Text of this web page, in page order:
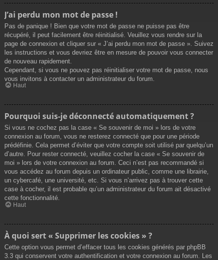
J’ai perdu mon mot de passe !
Pas de panique ! Bien que votre mot de passe ne puisse pas être
récupéré, il peut facilement être réinitialisé. Veuillez vous rendre sur la
page de connexion et cliquer sur « J’ai perdu mon mot de passe ». Suivez
les instructions et vous devriez être en mesure de pouvoir vous connecter
de nouveau rapidement.
Cependant, si vous ne pouvez pas réinitialiser votre mot de passe, nous
vous invitons à contacter un administrateur du forum.
Haut
Pourquoi suis-je déconnecté automatiquement ?
Si vous ne cochez pas la case « Se souvenir de moi » lors de votre
connexion au forum, vous ne resterez connecté que pour une période
prédéfinie. Cela permet d’éviter que votre compte soit utilisé par quelqu’un
d’autre. Pour rester connecté, veuillez cocher la case « Se souvenir de
moi » lors de votre connexion au forum. Ceci n’est pas recommandé si
vous accédez au forum depuis un ordinateur public, comme une librairie,
un cybercafé, une université, etc. Si vous n’arrivez pas à trouver cette
case à cocher, il est probable qu’un administrateur du forum ait désactivé
cette fonctionnalité.
Haut
À quoi sert « Supprimer les cookies » ?
Cette option vous permet d’effacer tous les cookies générés par phpBB
3.3 qui conservent votre authentification et votre connexion au forum. Les